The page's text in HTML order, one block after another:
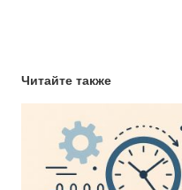
Читайте также